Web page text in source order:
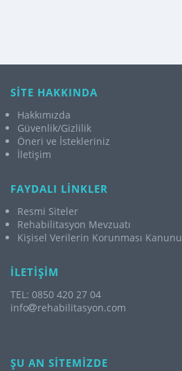
SİTE HAKKINDA
Hakkımızda
Güvenlik/Gizlilik
Öneri ve İstekleriniz
İletişim
FAYDALI LİNKLER
Resmi Siteler
Rehabilitasyon Mevzuatı
Kişisel Verilerin Korunması Kanunu
İLETİŞİM
TEL: 0850 420 27 04
info
rehabilitasyon.com
ŞU AN SİTEMİZDE